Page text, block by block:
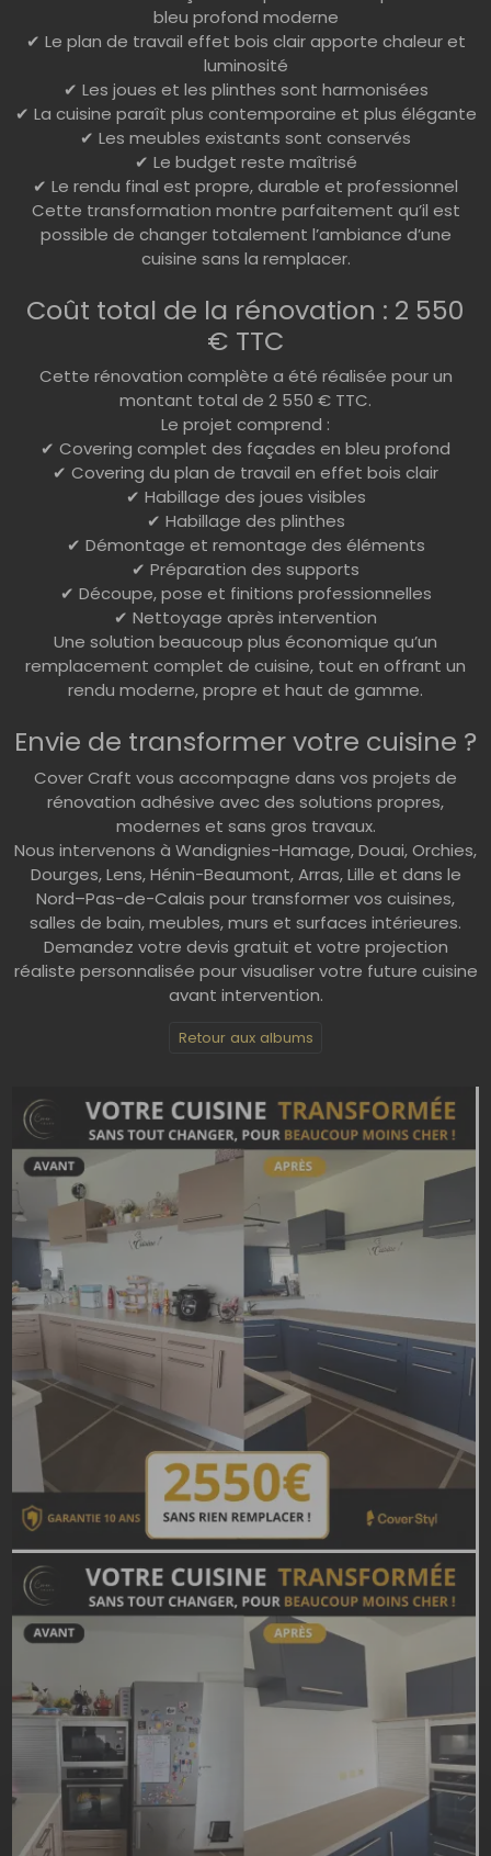
bleu profond moderne
✔ Le plan de travail effet bois clair apporte chaleur et
luminosité
✔ Les joues et les plinthes sont harmonisées
✔ La cuisine paraît plus contemporaine et plus élégante
✔ Les meubles existants sont conservés
✔ Le budget reste maîtrisé
✔ Le rendu final est propre, durable et professionnel
Cette transformation montre parfaitement qu’il est
possible de changer totalement l’ambiance d’une
cuisine sans la remplacer.
Coût total de la rénovation : 2 550
€ TTC
Cette rénovation complète a été réalisée pour un
montant total de 2 550 € TTC.
Le projet comprend :
✔ Covering complet des façades en bleu profond
✔ Covering du plan de travail en effet bois clair
✔ Habillage des joues visibles
✔ Habillage des plinthes
✔ Démontage et remontage des éléments
✔ Préparation des supports
✔ Découpe, pose et finitions professionnelles
✔ Nettoyage après intervention
Une solution beaucoup plus économique qu’un
remplacement complet de cuisine, tout en offrant un
rendu moderne, propre et haut de gamme.
Envie de transformer votre cuisine ?
Cover Craft vous accompagne dans vos projets de
rénovation adhésive avec des solutions propres,
modernes et sans gros travaux.
Nous intervenons à Wandignies-Hamage, Douai, Orchies,
Dourges, Lens, Hénin-Beaumont, Arras, Lille et dans le
Nord–Pas-de-Calais pour transformer vos cuisines,
salles de bain, meubles, murs et surfaces intérieures.
Demandez votre devis gratuit et votre projection
réaliste personnalisée pour visualiser votre future cuisine
avant intervention.
Retour aux albums